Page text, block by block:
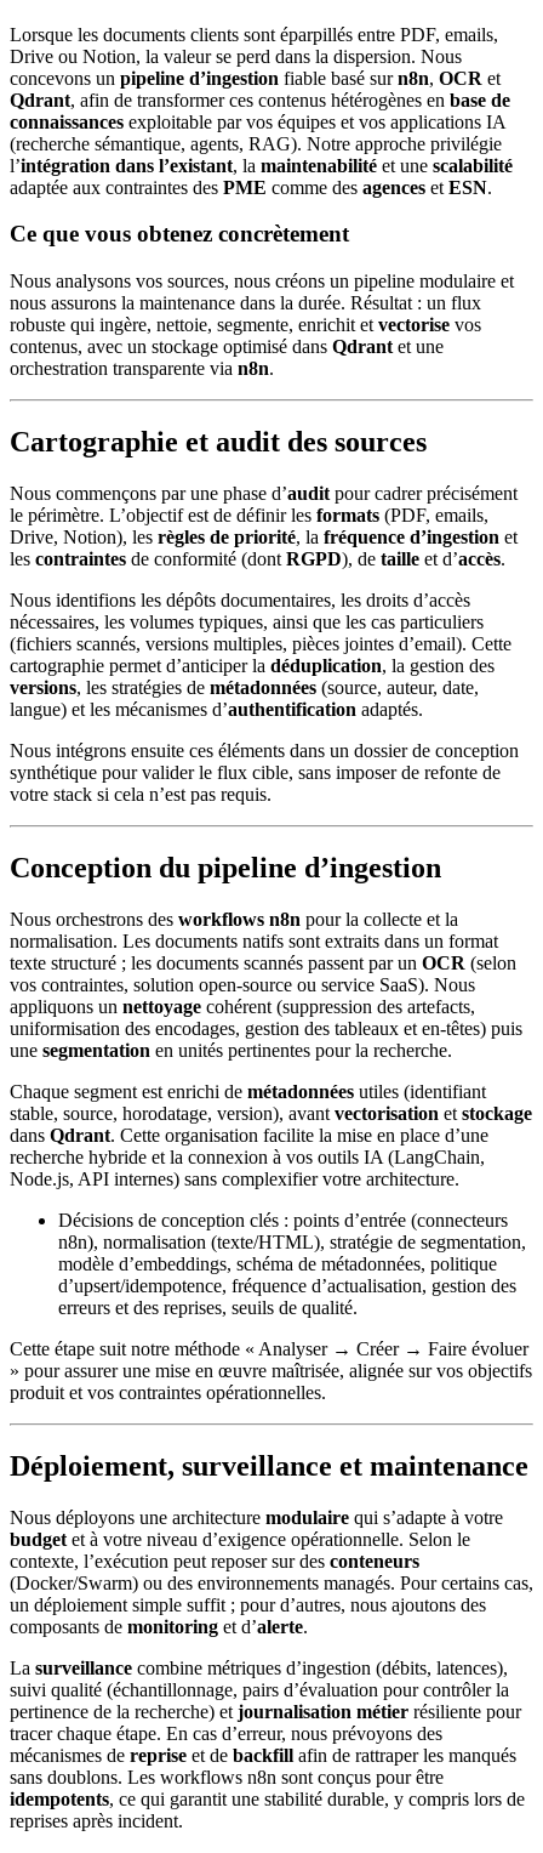
Lorsque les documents clients sont éparpillés entre PDF, emails,
Drive ou Notion, la valeur se perd dans la dispersion. Nous
concevons un pipeline d’ingestion fiable basé surn8n, OCR et
Qdrant, afin de transformer ces contenus hétérogènes en base de
connaissances exploitable par vos équipes et vos applications IA
(recherche sémantique, agents, RAG). Notre approche privilégie
l’intégration dans l’existant, la maintenabilité et une scalabilité
adaptée aux contraintes des PME comme des agences et ESN.
Ce que vous obtenez concrètement
Nous analysons vos sources, nous créons un pipeline modulaire et
nous assurons la maintenance dans la durée. Résultat : un flux
robuste qui ingère, nettoie, segmente, enrichit et vectorise vos
contenus, avec un stockage optimisé dans Qdrant et une
orchestration transparente via n8n.
Cartographie et audit des sources
Nous commençons par une phase d’audit pour cadrer précisément
le périmètre. L’objectif est de définir les formats (PDF, emails,
Drive, Notion), les règles de priorité, la fréquence d’ingestion et
les contraintes de conformité (dont RGPD), de taille et d’accès.
Nous identifions les dépôts documentaires, les droits d’accès
nécessaires, les volumes typiques, ainsi que les cas particuliers
(fichiers scannés, versions multiples, pièces jointes d’email). Cette
cartographie permet d’anticiper la déduplication, la gestion des
versions, les stratégies de métadonnées (source, auteur, date,
langue) et les mécanismes d’authentification adaptés.
Nous intégrons ensuite ces éléments dans un dossier de conception
synthétique pour valider le flux cible, sans imposer de refonte de
votre stack si cela n’est pas requis.
Conception du pipeline d’ingestion
Nous orchestrons des workflows n8n pour la collecte et la
normalisation. Les documents natifs sont extraits dans un format
texte structuré ; les documents scannés passent par un OCR (selon
vos contraintes, solution open-source ou service SaaS). Nous
appliquons un nettoyage cohérent (suppression des artefacts,
uniformisation des encodages, gestion des tableaux et en-têtes) puis
une segmentation en unités pertinentes pour la recherche.
Chaque segment est enrichi de métadonnées utiles (identifiant
stable, source, horodatage, version), avant vectorisation et stockage
dans Qdrant. Cette organisation facilite la mise en place d’une
recherche hybride et la connexion à vos outils IA (LangChain,
Node.js, API internes) sans complexifier votre architecture.
Décisions de conception clés : points d’entrée (connecteurs
n8n), normalisation (texte/HTML), stratégie de segmentation,
modèle d’embeddings, schéma de métadonnées, politique
d’upsert/idempotence, fréquence d’actualisation, gestion des
erreurs et des reprises, seuils de qualité.
Cette étape suit notre méthode « Analyser → Créer → Faire évoluer
» pour assurer une mise en œuvre maîtrisée, alignée sur vos objectifs
produit et vos contraintes opérationnelles.
Déploiement, surveillance et maintenance
Nous déployons une architecture modulaire qui s’adapte à votre
budget et à votre niveau d’exigence opérationnelle. Selon le
contexte, l’exécution peut reposer sur des conteneurs
(Docker/Swarm) ou des environnements managés. Pour certains cas,
un déploiement simple suffit ; pour d’autres, nous ajoutons des
composants de monitoring et d’alerte.
La surveillance combine métriques d’ingestion (débits, latences),
suivi qualité (échantillonnage, pairs d’évaluation pour contrôler la
pertinence de la recherche) et journalisation métier résiliente pour
tracer chaque étape. En cas d’erreur, nous prévoyons des
mécanismes de reprise et de backfill afin de rattraper les manqués
sans doublons. Les workflows n8n sont conçus pour être
idempotents, ce qui garantit une stabilité durable, y compris lors de
reprises après incident.